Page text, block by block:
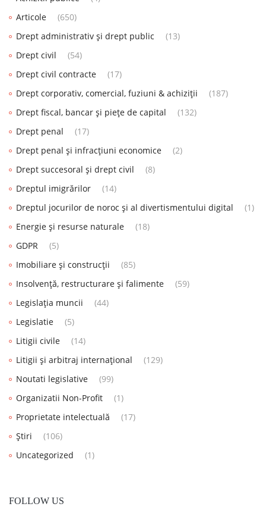
Articole
(650)
Drept administrativ și drept public
(13)
Drept civil
(54)
Drept civil contracte
(17)
Drept corporativ, comercial, fuziuni & achiziții
(187)
Drept fiscal, bancar și piețe de capital
(132)
Drept penal
(17)
Drept penal și infracțiuni economice
(2)
Drept succesoral și drept civil
(8)
Dreptul imigrărilor
(14)
Dreptul jocurilor de noroc și al divertismentului digital
(1)
Energie și resurse naturale
(18)
GDPR
(5)
Imobiliare și construcții
(85)
Insolvență, restructurare și falimente
(59)
Legislația muncii
(44)
Legislatie
(5)
Litigii civile
(14)
Litigii și arbitraj internațional
(129)
Noutati legislative
(99)
Organizatii Non-Profit
(1)
Proprietate intelectuală
(17)
Știri
(106)
Uncategorized
(1)
FOLLOW US